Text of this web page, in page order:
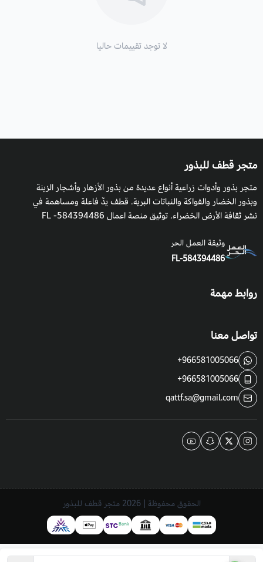
لا توجد تقييمات حاليا
متجر قطف للبذور
متجر بذور وأدوات زراعية أنواع عديدة من بذور الأزهار وأشجار الزينة
وبذور الخضار والفواكة والنباتات البرية. قطف يدٌ فاعلة ومساهمة في
نشر ثقافة الأرض الخضراء. توثيق منصة اعمال 584394486- FL
وثيقة العمل الحر
FL-584394486
روابط مهمة
تواصل معنا
+966581005066
+966581005066
qattf.sa@gmail.com
الحقوق محفوظة | 2026 متجر قطف للبذور